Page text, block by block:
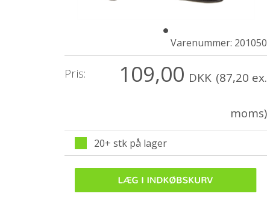
Varenummer: 201050
Pris: 109,00 DKK (87,20 ex.
moms)
20+ stk på lager